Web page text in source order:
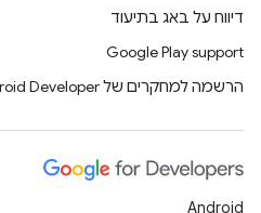
דיווח על באג בתיעוד
Google Play support
הרשמה למחקרים של Android Developer
Android